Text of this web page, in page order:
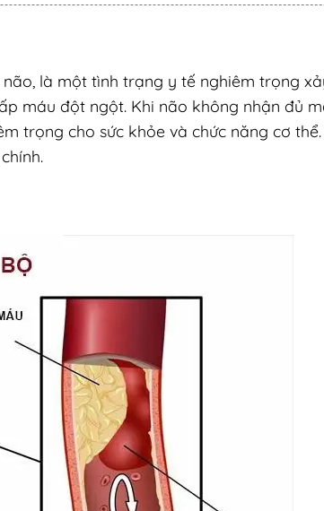
là một tình trạng y tế nghiêm trọng
máu đột ngột. Khi não không nhận đủ
trọng cho sức khỏe và chức năng cơ